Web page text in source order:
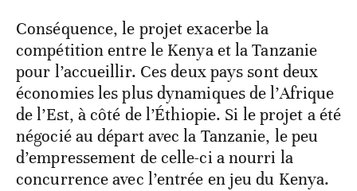
Conséquence, le projet exacerbe la
compétition entre le Kenya et la Tanzanie
pour l’accueillir. Ces deux pays sont deux
économies les plus dynamiques de l’Afrique
de l’Est, à côté de l’Éthiopie. Si le projet a été
négocié au départ avec la Tanzanie, le peu
d’empressement de celle-ci a nourri la
concurrence avec l’entrée en jeu du Kenya.